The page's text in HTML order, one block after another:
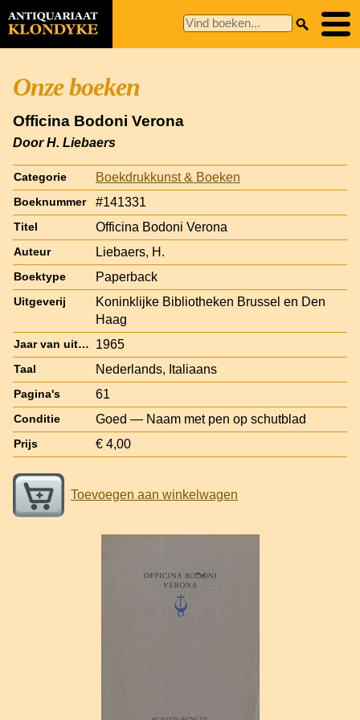
Onze boeken
Officina Bodoni Verona
Door H. Liebaers
Categorie Boekdrukkunst & Boeken
Boeknummer #141331
Titel Officina Bodoni Verona
Auteur Liebaers, H.
Boektype Paperback
Uitgeverij
Koninklijke Bibliotheken Brussel en Den
Haag
Jaar van uitgave 1965
Taal Nederlands, Italiaans
Pagina's 61
Conditie Goed — Naam met pen op schutblad
Prijs € 4,00
Toevoegen aan winkelwagen